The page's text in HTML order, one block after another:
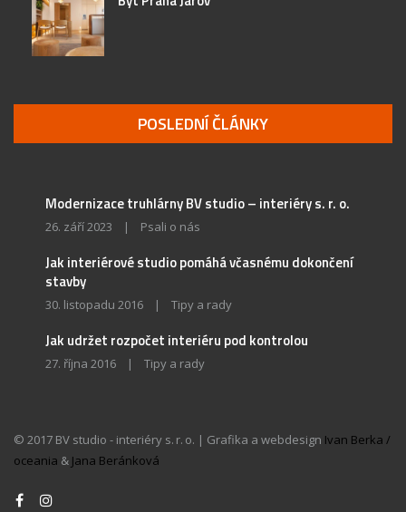
POSLEDNÍ ČLÁNKY
Modernizace truhlárny BV studio – interiéry s. r. o.
26. září 2023 | Psali o nás
Jak interiérové studio pomáhá včasnému dokončení
stavby
30. listopadu 2016 | Tipy a rady
Jak udržet rozpočet interiéru pod kontrolou
27. října 2016 | Tipy a rady
© 2017 BV studio - interiéry s. r. o. | Grafika a webdesign Ivan Berka /
oceania & Jana Beránková